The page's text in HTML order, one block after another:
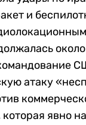
и
атаку
которая явно